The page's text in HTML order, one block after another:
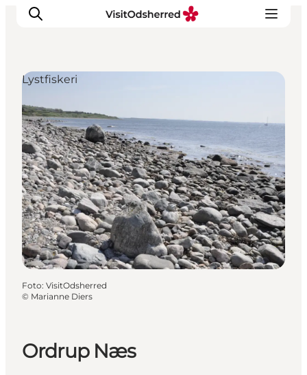
DET SKER
OPLEV
SPIS
OVERNAT
PRAKTISK
NYHEDSBREV
Ordrup Næs
Lystfiskeri
Foto: VisitOdsherred
© Marianne Diers